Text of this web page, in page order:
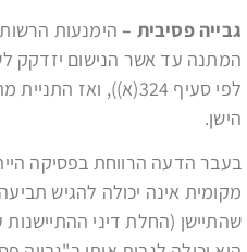
גבייה פסיבית – הימנעות
המתנה עד אשר הנישום יזדקק
לפי סעיף 324(א)), ואז
הישן.
בעבר הדעה הרווחת בפסיקה
מקומית אינה יכולה להגיש
שהתיישן (החלת דיני